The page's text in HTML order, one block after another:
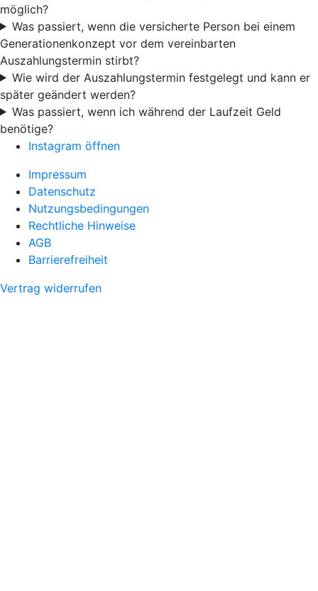
möglich?
Was passiert, wenn die versicherte Person bei einem
Generationenkonzept vor dem vereinbarten
Auszahlungstermin stirbt?
Wie wird der Auszahlungstermin festgelegt und kann er
später geändert werden?
Was passiert, wenn ich während der Laufzeit Geld
benötige?
Instagram öffnen
Impressum
Datenschutz
Nutzungsbedingungen
Rechtliche Hinweise
AGB
Barrierefreiheit
Vertrag widerrufen